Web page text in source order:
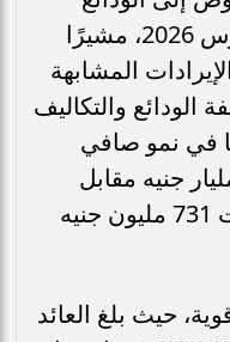
سجل نسبة 36.7% بنهاية مارس 2026، مشيرًا
المشابهة
الودائع والتكاليف
أسهما في نمو صافي
من العائد إلى 7.663 مليار جنيه مقابل
6.932 مليار جنيه، بزيادة بلغت 731 مليون جنيه
حيث بلغ العائد